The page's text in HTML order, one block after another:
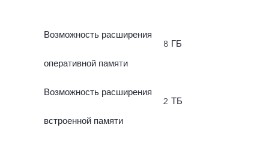
Возможность расширения
оперативной памяти
8 ГБ
Возможность расширения
встроенной памяти
2 ТБ